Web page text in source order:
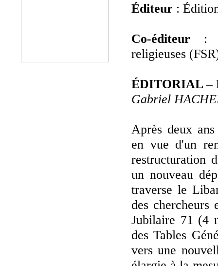
Éditeur :
Co-éditeur :
religieuses
ÉDITORIAL –
Gabriel
Après deux
en vue d'un
restructuration
un nouveau
traverse le
des
Jubilaire 71 (4
des Tables
vers une